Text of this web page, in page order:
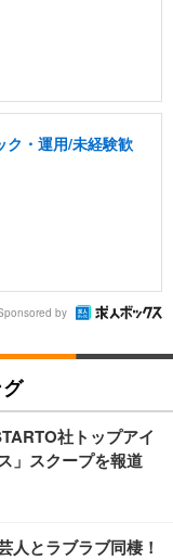
ク・運用/未経験歓
by
社トップアイ
」スクープを報道
人とラブラブ同棲！